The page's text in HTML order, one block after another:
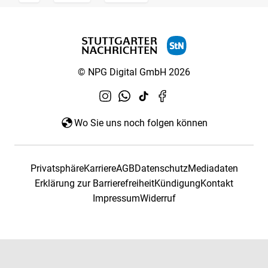
© NPG Digital GmbH 2026
Wo Sie uns noch folgen können
PrivatsphäreKarriereAGBDatenschutzMediadaten
Erklärung zur BarrierefreiheitKündigungKontakt
ImpressumWiderruf